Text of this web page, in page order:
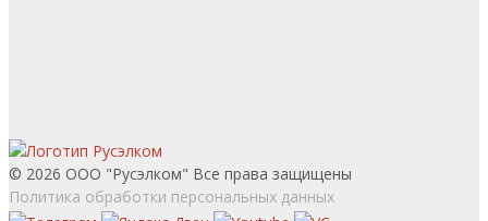
© 2026 ООО "Русэлком" Все права защищены
Политика обработки персональных данных